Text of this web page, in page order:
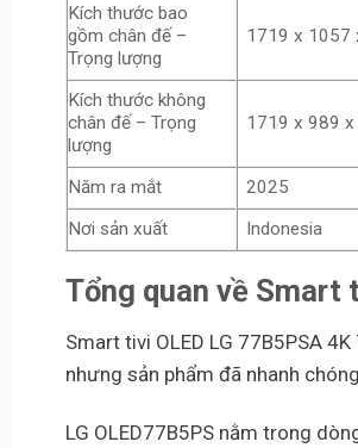
Kích thước bao
gồm chân đế –
Trọng lượng
1719 x 1057
Kích thước không
chân đế – Trọng
lượng
1719 x 989 x
Năm ra mắt
2025
Nơi sản xuất
Indonesia
Tổng quan về Smart
Smart tivi OLED LG 77B5PSA
nhưng sản phẩm đã nhanh
LG OLED77B5PS nằm trong